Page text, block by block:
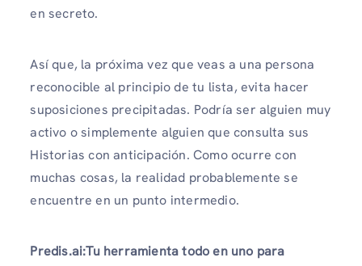
en secreto.
Así que, la próxima vez que veas a una persona
reconocible al principio de tu lista, evita hacer
suposiciones precipitadas. Podría ser alguien muy
activo o simplemente alguien que consulta sus
Historias con anticipación. Como ocurre con
muchas cosas, la realidad probablemente se
encuentre en un punto intermedio.
Predis.ai:Tu herramienta todo en uno para